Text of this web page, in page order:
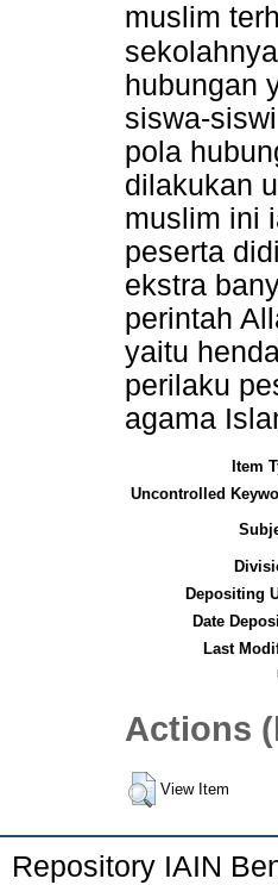
muslim
hubungan
siswa-
pola
dilakukan
muslim ini
peserta
ekstra
perintah
yaitu
perilaku
agama
Item
Uncontrolled
Depositing
Date
Last
Actions
View Item
Repository IAIN